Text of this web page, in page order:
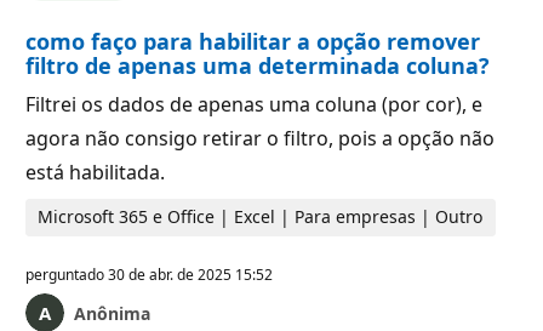
como faço para habilitar a opção remover
filtro de apenas uma determinada coluna?
Filtrei os dados de apenas uma coluna (por cor), e
agora não consigo retirar o filtro, pois a opção não
está habilitada.
Microsoft 365 e Office | Excel | Para empresas | Outro
perguntado30 de abr. de 2025 15:52
Anônima